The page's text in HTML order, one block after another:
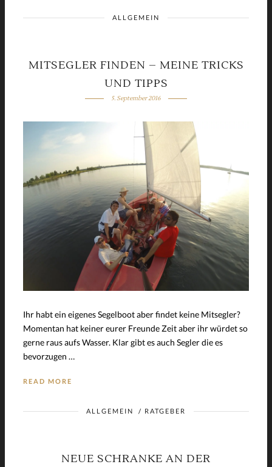
ALLGEMEIN
MITSEGLER FINDEN – MEINE TRICKS
UND TIPPS
5. September 2016
Ihr habt ein eigenes Segelboot aber findet keine Mitsegler?
Momentan hat keiner eurer Freunde Zeit aber ihr würdet so
gerne raus aufs Wasser. Klar gibt es auch Segler die es
bevorzugen …
READ MORE
ALLGEMEIN / RATGEBER
NEUE SCHRANKE AN DER